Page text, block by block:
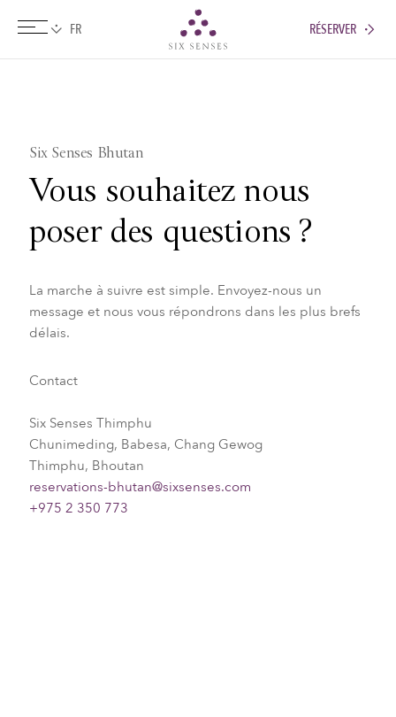
RÉSERVER
Six Senses Bhutan
Vous souhaitez nous
poser des questions ?
La marche à suivre est simple. Envoyez-nous un
message et nous vous répondrons dans les plus brefs
délais.
Contact
Six Senses Thimphu​
Chunimeding, Babesa, Chang Gewog​
Thimphu, Bhoutan​
reservations-bhutan@sixsenses.com
+975 2 350 773